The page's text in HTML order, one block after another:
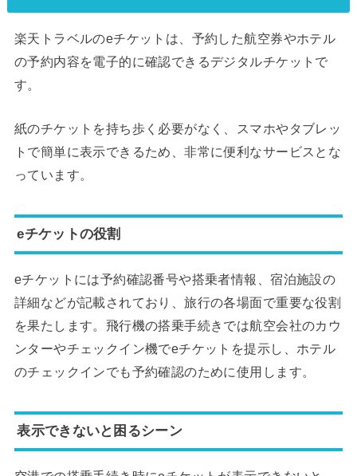
楽天トラベルのeチケットは、予約した航空券やホテル
の予約内容を電子的に確認できるデジタルチケットで
す。
紙のチケットを持ち歩く必要がなく、スマホやタブレッ
トで簡単に表示できるため、非常に便利なサービスとな
っています。
eチケットの役割
eチケットには予約確認番号や搭乗者情報、宿泊施設の
詳細などが記載されており、旅行の各場面で重要な役割
を果たします。飛行機の搭乗手続きでは航空会社のカウ
ンターやチェックイン機でeチケットを提示し、ホテル
のチェックインでも予約確認のために使用します。
表示できないと困るシーン